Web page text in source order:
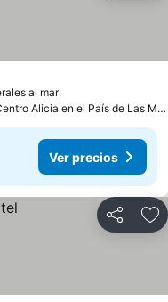
al mar
a 0.4 km de: Centro Alicia en el País de Las Maravillas
Ver precios
Compartir